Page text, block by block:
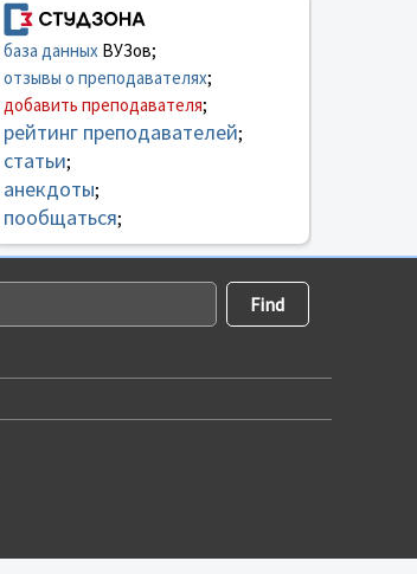
база данныхВУЗов;
отзывы о преподавателях;
добавить преподавателя;
рейтинг преподавателей;
статьи;
анекдоты;
пообщаться;